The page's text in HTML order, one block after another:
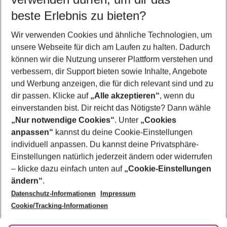
5-8 Nächte
2 Erwachsene Keine Kinder
Mehr Filter anzeigen
Footer
Footer navigation
Über uns
AGB
Bestpreisgarantie
Cookie-Einstellungen ändern
Cookie-Richtlinie
Agenturbetreuung
Barrierefreies Reisen
Folge uns
beste Erlebnis zu bieten?
Wir verwenden Cookies und ähnliche Technologien, um
unsere Webseite für dich am Laufen zu halten. Dadurch
können wir die Nutzung unserer Plattform verstehen und
verbessern, dir Support bieten sowie Inhalte, Angebote
und Werbung anzeigen, die für dich relevant sind und zu
dir passen. Klicke auf „Alle akzeptieren“, wenn du
einverstanden bist. Dir reicht das Nötigste? Dann wähle
„Nur notwendige Cookies“. Unter „Cookies
anpassen“ kannst du deine Cookie-Einstellungen
individuell anpassen. Du kannst deine Privatsphäre-
Einstellungen natürlich jederzeit ändern oder widerrufen
– klicke dazu einfach unten auf „Cookie-Einstellungen
ändern“.
Datenschutz-Informationen
Impressum
Cookie/Tracking-Informationen